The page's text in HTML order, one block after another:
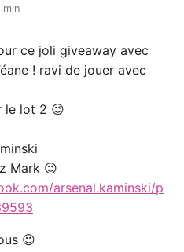
min
ce joli giveaway avec
! ravi de jouer avec
le lot 2 😉
Mark 😉
arsenal.kaminski/p
😉